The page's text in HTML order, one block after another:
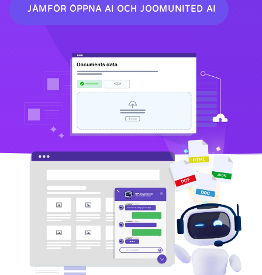
JÄMFÖR ÖPPNA AI OCH JOOMUNITED AI